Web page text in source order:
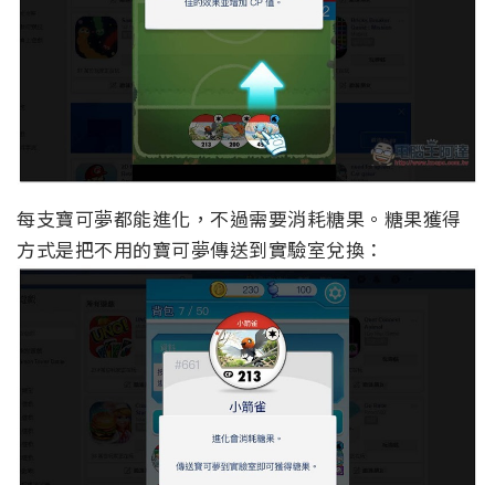
每支寶可夢都能進化，不過需要消耗糖果。糖果獲得
方式是把不用的寶可夢傳送到實驗室兌換：